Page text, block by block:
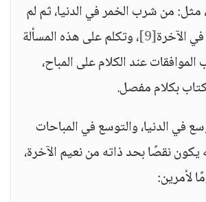
من شرب الخمر في الدنيا، ثم لم
الآخرة[9] ، وتكلم على هذه المسألة
عند الكلام على المباح،
بكلام مفصل.
في الدنيا، والتوسع في المباحات
يكون نقصًا بحد ذاته من نعيم الآخرة،
لأمرين: